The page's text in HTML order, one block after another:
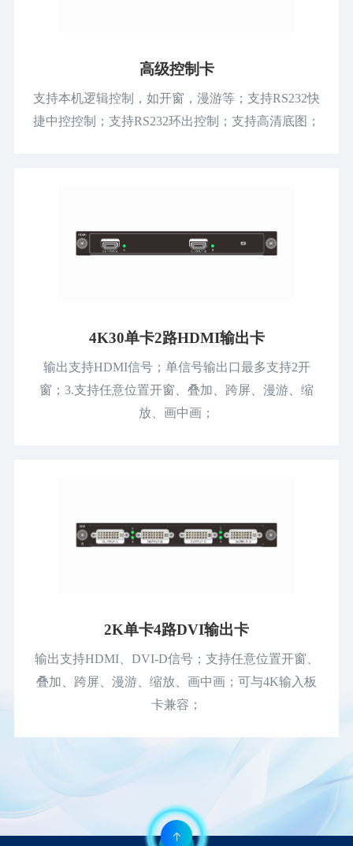
高级控制卡
支持本机逻辑控制，如开窗，漫游等；支持RS232快
捷中控控制；支持RS232环出控制；支持高清底图；
4K30单卡2路HDMI输出卡
输出支持HDMI信号；单信号输出口最多支持2开
窗；3.支持任意位置开窗、叠加、跨屏、漫游、缩
放、画中画；
2K单卡4路DVI输出卡
输出支持HDMI、DVI-D信号；支持任意位置开窗、
叠加、跨屏、漫游、缩放、画中画；可与4K输入板
卡兼容；